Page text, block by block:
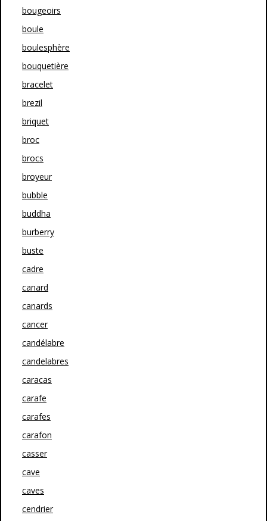
bougeoirs
boule
boulesphère
bouquetière
bracelet
brezil
briquet
broc
brocs
broyeur
bubble
buddha
burberry
buste
cadre
canard
canards
cancer
candélabre
candelabres
caracas
carafe
carafes
carafon
casser
cave
caves
cendrier